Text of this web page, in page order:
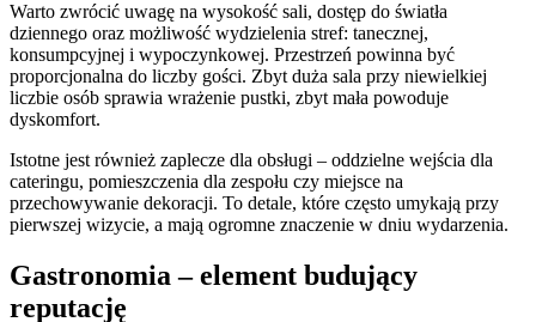
Warto zwrócić uwagę na wysokość sali, dostęp do światła
dziennego oraz możliwość wydzielenia stref: tanecznej,
konsumpcyjnej i wypoczynkowej. Przestrzeń powinna być
proporcjonalna do liczby gości. Zbyt duża sala przy niewielkiej
liczbie osób sprawia wrażenie pustki, zbyt mała powoduje
dyskomfort.
Istotne jest również zaplecze dla obsługi – oddzielne wejścia dla
cateringu, pomieszczenia dla zespołu czy miejsce na
przechowywanie dekoracji. To detale, które często umykają przy
pierwszej wizycie, a mają ogromne znaczenie w dniu wydarzenia.
Gastronomia – element budujący
reputację